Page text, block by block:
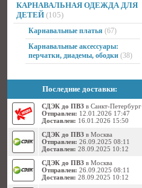
КАРНАВАЛЬНАЯ ОДЕЖДА ДЛЯ
ДЕТЕЙ (105)
Карнавальные платья (67)
Карнавальные аксессуары:
перчатки, диадемы, ободки (38)
Последние доставки:
СДЭК до ПВЗ в Санкт-Петербург
Отправлен: 12.01.2026 17:47
Доставлен: 16.01.2026 15:50
СДЭК до ПВЗ в Москва
Отправлен: 26.09.2025 08:11
Доставлен: 28.09.2025 10:12
СДЭК до ПВЗ в Москва
Отправлен: 26.09.2025 08:11
Доставлен: 28.09.2025 10:12